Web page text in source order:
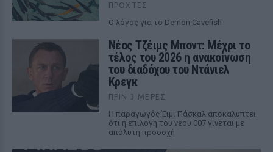
ΠΡΟΧΤΈΣ
Ο λόγος για το Demon Cavefish
Νέος Τζέιμς Μποντ: Μέχρι το
τέλος του 2026 η ανακοίνωση
του διαδόχου του Ντάνιελ
Κρεγκ
ΠΡΙΝ 3 ΜΈΡΕΣ
Η παραγωγός Έιμι Πάσκαλ αποκαλύπτει
ότι η επιλογή του νέου 007 γίνεται με
απόλυτη προσοχή